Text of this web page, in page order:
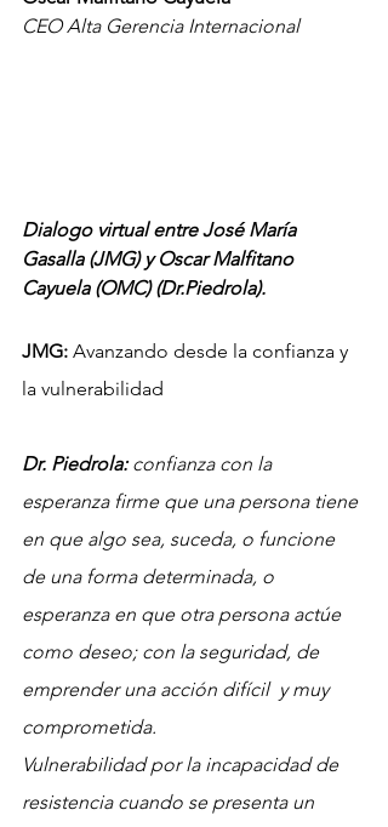
CEO Alta Gerencia Internacional
Dialogo virtual entre José María
Gasalla (JMG) y Oscar Malfitano
Cayuela (OMC) (Dr.Piedrola).
JMG: Avanzando desde la confianza y
la vulnerabilidad
Dr. Piedrola: confianza con la
esperanza firme que una persona tiene
en que algo sea, suceda, o funcione
de una forma determinada, o
esperanza en que otra persona actúe
como deseo; con la seguridad, de
emprender una acción difícil  y muy
comprometida.
Vulnerabilidad por la incapacidad de
resistencia cuando se presenta un